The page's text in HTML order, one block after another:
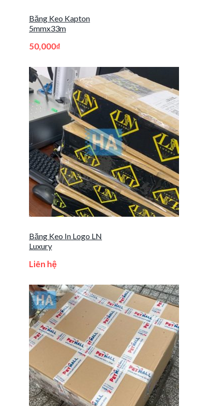
Băng Keo Kapton
5mmx33m
50,000₫
Băng Keo In Logo LN
Luxury
Liên hệ